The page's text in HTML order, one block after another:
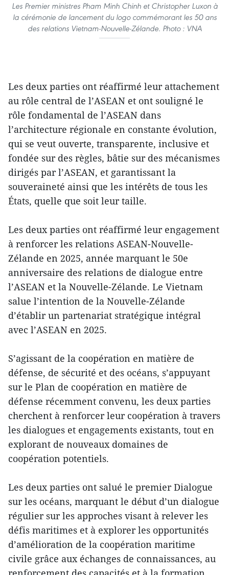
Les Premier ministres Pham Minh Chinh et Christopher Luxon à
la cérémonie de lancement du logo commémorant les 50 ans
des relations Vietnam-Nouvelle-Zélande. Photo : VNA
Les deux parties ont réaffirmé leur attachement
au rôle central de l’ASEAN et ont souligné le
rôle fondamental de l’ASEAN dans
l’architecture régionale en constante évolution,
qui se veut ouverte, transparente, inclusive et
fondée sur des règles, bâtie sur des mécanismes
dirigés par l’ASEAN, et garantissant la
souveraineté ainsi que les intérêts de tous les
États, quelle que soit leur taille.
Les deux parties ont réaffirmé leur engagement
à renforcer les relations ASEAN-Nouvelle-
Zélande en 2025, année marquant le 50e
anniversaire des relations de dialogue entre
l’ASEAN et la Nouvelle-Zélande. Le Vietnam
salue l’intention de la Nouvelle-Zélande
d’établir un partenariat stratégique intégral
avec l’ASEAN en 2025.
S’agissant de la coopération en matière de
défense, de sécurité et des océans, s’appuyant
sur le Plan de coopération en matière de
défense récemment convenu, les deux parties
cherchent à renforcer leur coopération à travers
les dialogues et engagements existants, tout en
explorant de nouveaux domaines de
coopération potentiels.
Les deux parties ont salué le premier Dialogue
sur les océans, marquant le début d’un dialogue
régulier sur les approches visant à relever les
défis maritimes et à explorer les opportunités
d’amélioration de la coopération maritime
civile grâce aux échanges de connaissances, au